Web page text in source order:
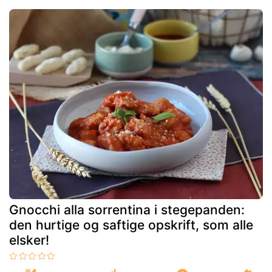
Gnocchi alla sorrentina i stegepanden:
den hurtige og saftige opskrift, som alle
elsker!